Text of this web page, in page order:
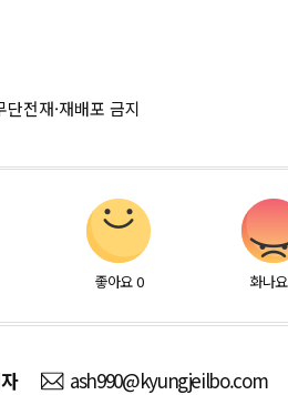
전재·재배포 금지
좋아요 0 화나요
ash990@kyungjeilbo.com